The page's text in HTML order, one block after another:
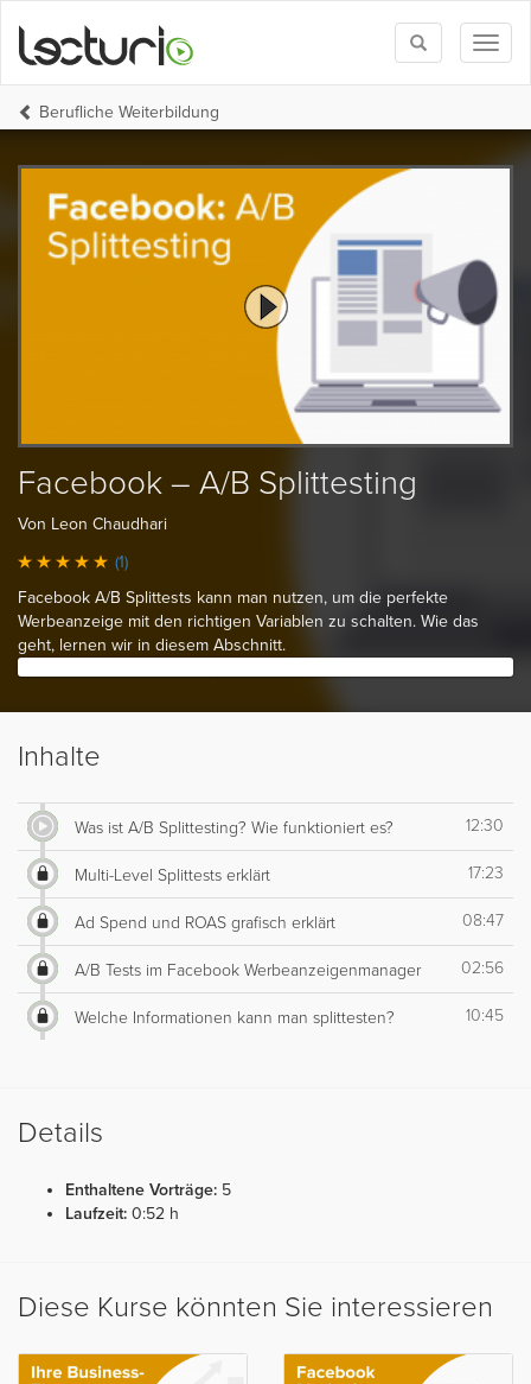
Toggle
search
Berufliche Weiterbildung
Facebook – A/B Splittesting
Von Leon Chaudhari
(1)
Facebook A/B Splittests kann man nutzen, um die perfekte
Werbeanzeige mit den richtigen Variablen zu schalten. Wie das
geht, lernen wir in diesem Abschnitt.
Inhalte
Was ist A/B Splittesting? Wie funktioniert es? 12:30
Multi-Level Splittests erklärt 17:23
Ad Spend und ROAS grafisch erklärt 08:47
A/B Tests im Facebook Werbeanzeigenmanager 02:56
Welche Informationen kann man splittesten? 10:45
Details
Enthaltene Vorträge: 5
Laufzeit: 0:52 h
Diese Kurse könnten Sie interessieren